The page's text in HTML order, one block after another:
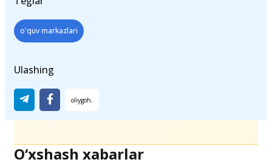
o'quv markazlari
Ulashing
O‘xshash xabarlar